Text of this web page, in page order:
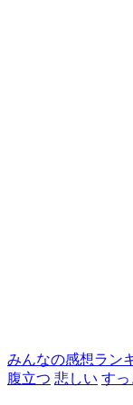
みんなの感想ラン
腹立つ 悲しい すっ